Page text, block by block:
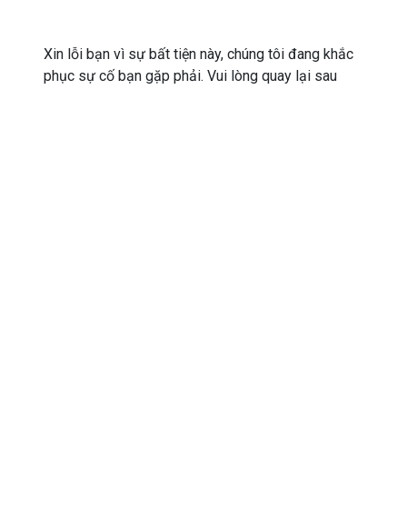
Xin lỗi bạn vì sự bất tiện này, chúng tôi đang khắc
phục sự cố bạn gặp phải. Vui lòng quay lại sau